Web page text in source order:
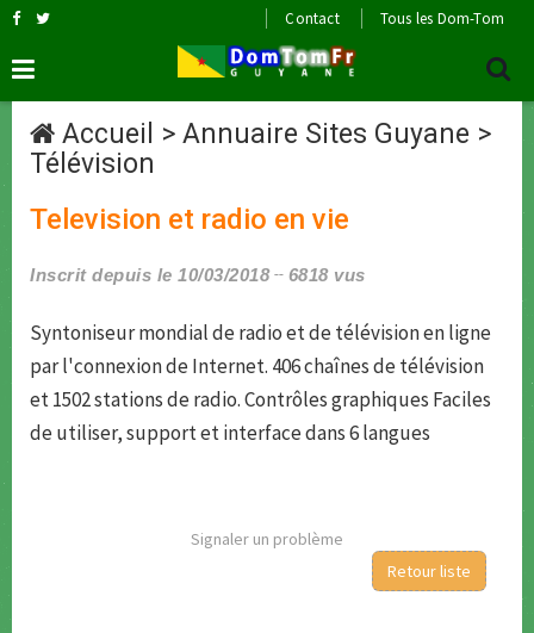
Contact Tous les Dom-Tom
Accueil > Annuaire Sites Guyane >
Télévision
Television et radio en vie
Inscrit depuis le 10/03/2018 6818 vus
Syntoniseur mondial de radio et de télévision en ligne
par l'connexion de Internet. 406 chaînes de télévision
et 1502 stations de radio. Contrôles graphiques Faciles
de utiliser, support et interface dans 6 langues
Signaler un problème
Retour liste